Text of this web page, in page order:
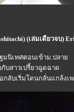
(เล่มเดียวจบ)
มนิเทศตอนเข้าม.ปลา
บสาวเปรี้ยวฉูดฉาด
บเริ่มโดนกลั่นแกล้งเพ